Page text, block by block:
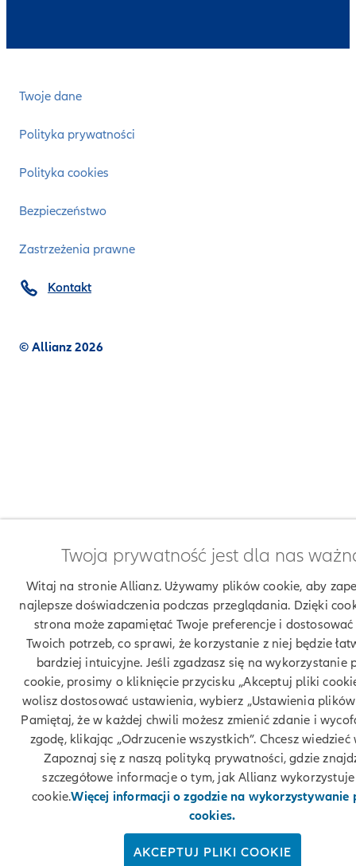
Twoje dane
Polityka prywatności
Polityka cookies
Bezpieczeństwo
Zastrzeżenia prawne
© Allianz 2026
Kontakt
Twoja prywatność jest dla nas
Witaj na stronie Allianz. Używamy plików cookie, aby
najlepsze doświadczenia podczas przeglądania. Dzięki
strona może zapamiętać Twoje preferencje i
Twoich potrzeb, co sprawi, że korzystanie z niej będzie
bardziej intuicyjne. Jeśli zgadzasz się na wykorzystanie
cookie, prosimy o kliknięcie przycisku „Akceptuj pliki
wolisz dostosować ustawienia, wybierz „Ustawienia plików
Pamiętaj, że w każdej chwili możesz zmienić zdanie i
zgodę, klikając „Odrzucenie wszystkich”. Chcesz wiedzieć
Zapoznaj się z naszą polityką prywatności, gdzie
szczegółowe informacje o tym, jak Allianz
cookie.Więcej informacji o zgodzie na wykorzystywanie
cookies.
AKCEPTUJ PLIKI COOKIE